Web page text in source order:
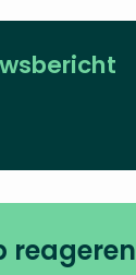
reageren